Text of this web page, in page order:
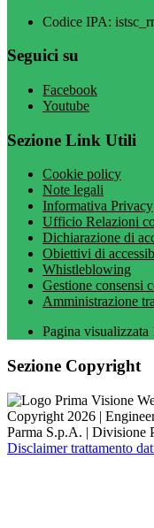
Codice IPA:
Seguici su
Facebook
Youtube
Sezione Link Utili
Cookie policy
Note legali
Informativa Privacy
Ufficio Relazioni
Dichiarazione di
Obiettivi di
Whistleblowing
Gestione consensi
Amministrazione
Pagina visualizzata
Sezione Copyright
Copyright 2026 |
Parma S.p.A. | Divisione
Disclaimer trattamento